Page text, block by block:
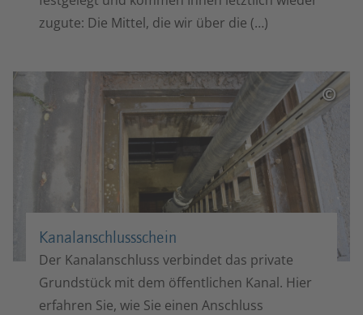
zugute: Die Mittel, die wir über die (…)
©
Kanalanschluss­schein
Der Kanalanschluss verbindet das private
Grundstück mit dem öffentlichen Kanal. Hier
erfahren Sie, wie Sie einen Anschluss